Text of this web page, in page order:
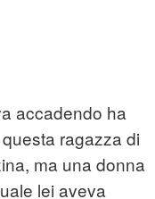
accadendo ha
ragazza di
ma una donna
lei aveva